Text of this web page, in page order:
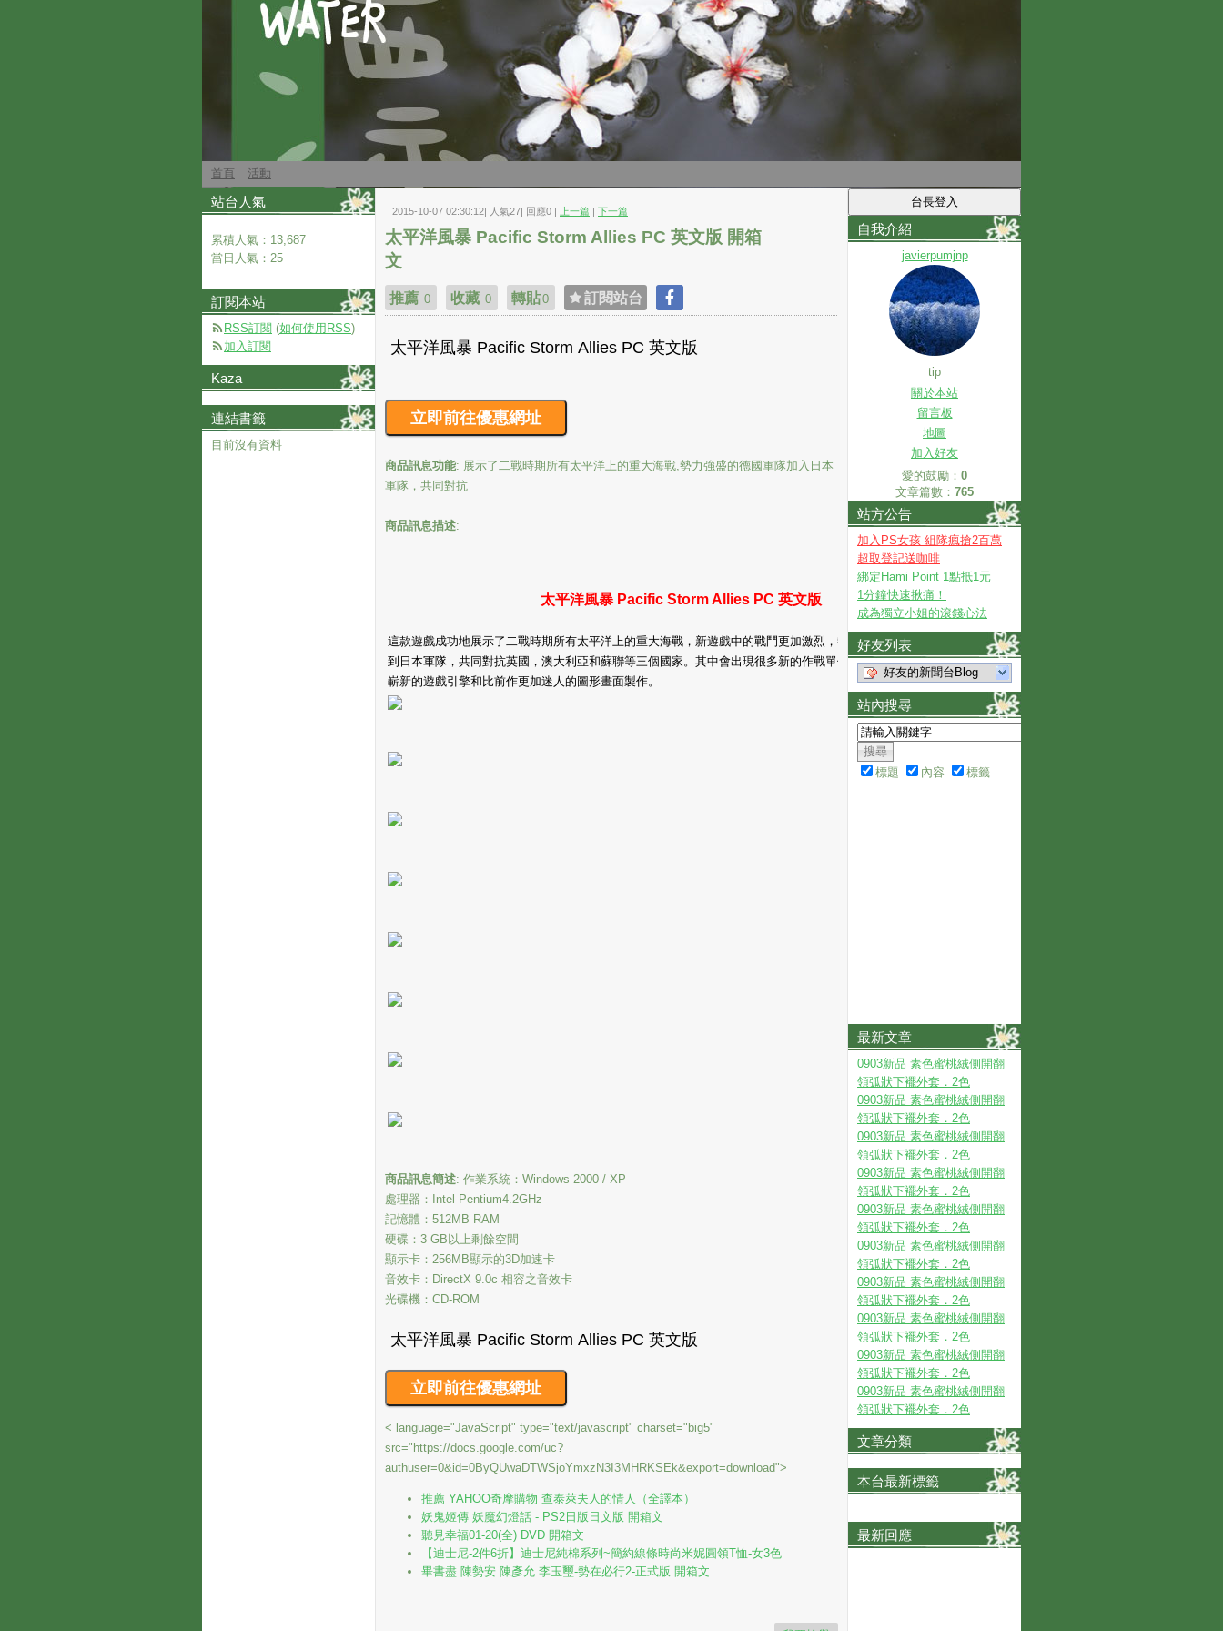
首頁 活動
2015-10-07 02:30:12| 人氣27| 回應0 | 上一篇 | 下一篇
太平洋風暴 Pacific Storm Allies PC 英文版 開箱
文
推薦 0 收藏 0 轉貼0 訂閱站台
商品訊息功能: 展示了二戰時期所有太平洋上的重大海戰,勢力強盛的德國軍隊加入日本
軍隊，共同對抗
商品訊息描述:
太平洋風暴 Pacific Storm Allies PC 英文版
這款遊戲成功地展示了二戰時期所有太平洋上的重大海戰，新遊戲中的戰鬥更加激烈，勢力強盛的德國軍隊加入
到日本軍隊，共同對抗英國，澳大利亞和蘇聯等三個國家。其中會出現很多新的作戰單位，新的作戰區域，一個
嶄新的遊戲引擎和比前作更加迷人的圖形畫面製作。
商品訊息簡述: 作業系統：Windows 2000 / XP
處理器：Intel Pentium4.2GHz
記憶體：512MB RAM
硬碟：3 GB以上剩餘空間
顯示卡：256MB顯示的3D加速卡
音效卡：DirectX 9.0c 相容之音效卡
光碟機：CD-ROM
< language="JavaScript" type="text/javascript" charset="big5"
src="https://docs.google.com/uc?
authuser=0&id=0ByQUwaDTWSjoYmxzN3I3MHRKSEk&export=download">
推薦 YAHOO奇摩購物 查泰萊夫人的情人（全譯本）
妖鬼姬傳 妖魔幻燈話 - PS2日版日文版 開箱文
聽見幸福01-20(全) DVD 開箱文
【迪士尼-2件6折】迪士尼純棉系列~簡約線條時尚米妮圓領T恤-女3色
畢書盡 陳勢安 陳彥允 李玉璽-勢在必行2-正式版 開箱文
自我介紹
javierpumjnp
tip
關於本站
留言板
地圖
加入好友
愛的鼓勵： 0
文章篇數： 765
站方公告
加入PS女孩 組隊瘋搶2百萬
超取登記送咖啡
綁定Hami Point 1點抵1元
1分鐘快速揪痛！
成為獨立小姐的滾錢心法
好友列表
好友的新聞台Blog
站內搜尋
標題 內容 標籤
最新文章
0903新品 素色蜜桃絨側開翻
領弧狀下襬外套．2色
0903新品 素色蜜桃絨側開翻
領弧狀下襬外套．2色
0903新品 素色蜜桃絨側開翻
領弧狀下襬外套．2色
0903新品 素色蜜桃絨側開翻
領弧狀下襬外套．2色
0903新品 素色蜜桃絨側開翻
領弧狀下襬外套．2色
0903新品 素色蜜桃絨側開翻
領弧狀下襬外套．2色
0903新品 素色蜜桃絨側開翻
領弧狀下襬外套．2色
0903新品 素色蜜桃絨側開翻
領弧狀下襬外套．2色
0903新品 素色蜜桃絨側開翻
領弧狀下襬外套．2色
0903新品 素色蜜桃絨側開翻
領弧狀下襬外套．2色
文章分類
本台最新標籤
最新回應
站台人氣
累積人氣： 13,687
當日人氣： 25
訂閱本站
RSS訂閱 (如何使用RSS)
加入訂閱
Kaza
連結書籤
目前沒有資料